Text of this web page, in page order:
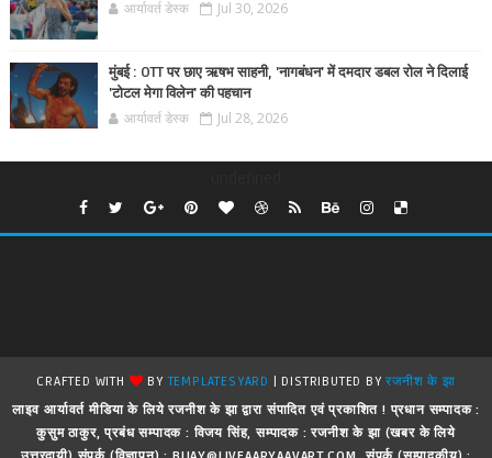
आर्यावर्त डेस्क Jul 30, 2026
मुंबई : OTT पर छाए ऋषभ साहनी, 'नागबंधन' में दमदार डबल रोल ने दिलाई
'टोटल मेगा विलेन' की पहचान
आर्यावर्त डेस्क Jul 28, 2026
CRAFTED WITH BYTEMPLATESYARD | DISTRIBUTED BYरजनीश के झा
लाइव आर्यावर्त मीडिया के लिये रजनीश के झा द्वारा संपादित एवं प्रकाशित ! प्रधान सम्पादक :
कुसुम ठाकुर, प्रबंध सम्पादक : विजय सिंह, सम्पादक : रजनीश के झा (खबर के लिये